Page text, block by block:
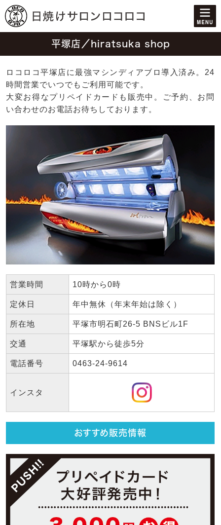
平塚店／hiratsuka shop
ロコロコ平塚店に最強マシンディアブロ導入済み。24
時間営業でいつでもご利用可能です。
大変お得なプリペイドカードも販売中。ご予約、お問
い合わせのお電話お待ちしております。
営業時間 10時から0時
定休日 年中無休（年末年始は除く）
所在地 平塚市明石町26-5 BNSビル1F
交通 平塚駅から徒歩5分
電話番号 0463-24-9614
インスタ
おすすめ販売情報